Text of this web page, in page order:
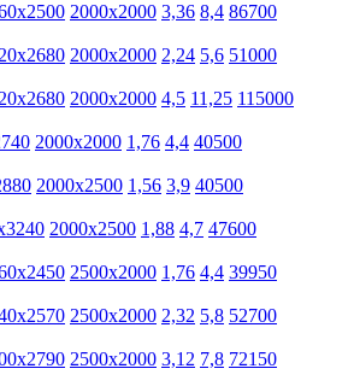
2000х2000 3,36 8,4 86700
2000х2000 2,24 5,6 51000
2000х2000 4,5 11,25 115000
2000х2000 1,76 4,4 40500
2000х2500 1,56 3,9 40500
2000х2500 1,88 4,7 47600
2500х2000 1,76 4,4 39950
2500х2000 2,32 5,8 52700
2500х2000 3,12 7,8 72150